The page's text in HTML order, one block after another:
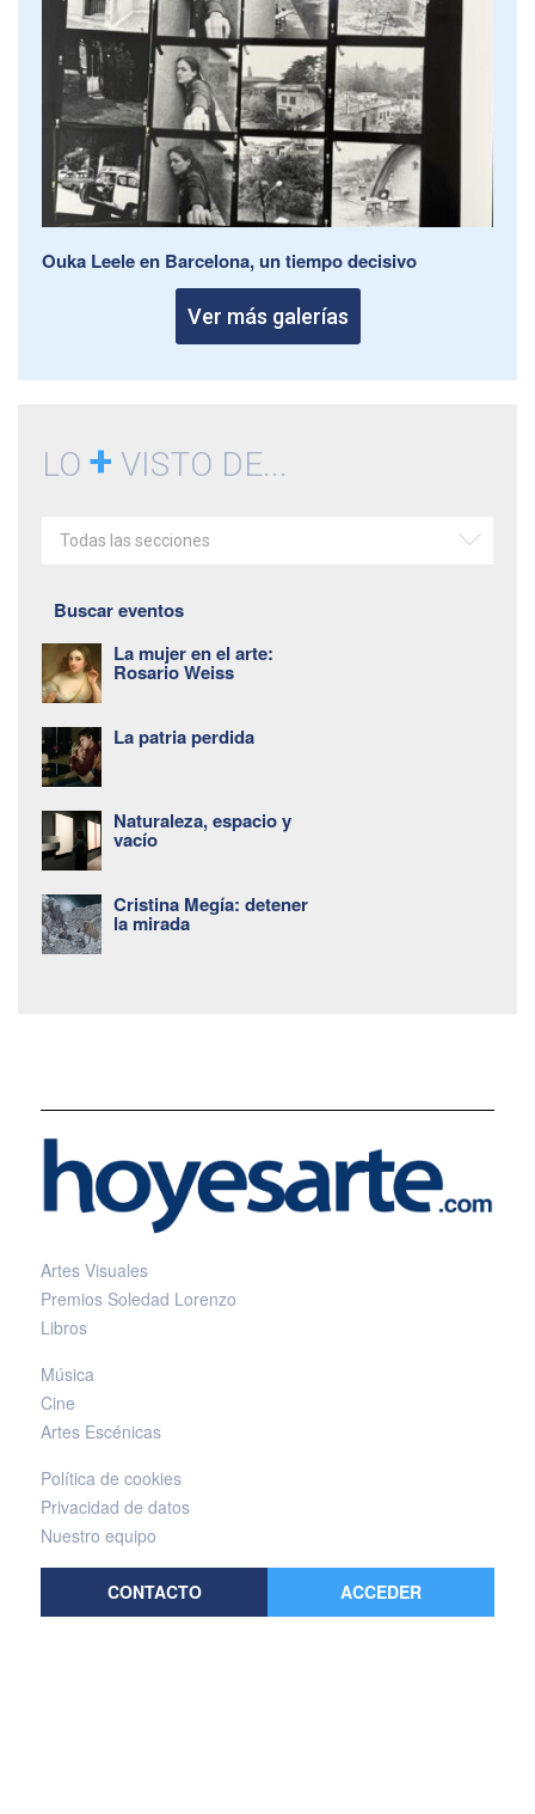
Ouka Leele en Barcelona, un tiempo decisivo
Ver más galerías
LO + VISTO DE...
Todas las secciones
Buscar eventos
La mujer en el arte:
Rosario Weiss
La patria perdida
Naturaleza, espacio y
vacío
Cristina Megía: detener
la mirada
Artes Visuales
Premios Soledad Lorenzo
Libros
Música
Cine
Artes Escénicas
Política de cookies
Privacidad de datos
Nuestro equipo
CONTACTO ACCEDER